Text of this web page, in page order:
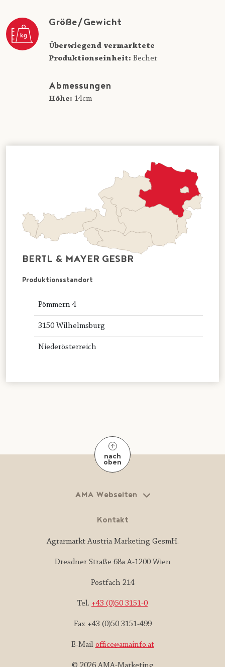
Größe/Gewicht
Überwiegend vermarktete
Produktionseinheit: Becher
Abmessungen
Höhe: 14cm
BERTL & MAYER GESBR
Produktionsstandort
Pömmern 4
3150 Wilhelmsburg
Niederösterreich
nach
oben
AMA Webseiten
Kontakt
Agrarmarkt Austria Marketing GesmH.
Dresdner Straße 68a A-1200 Wien
Postfach 214
Tel. +43 (0)50 3151-0
Fax +43 (0)50 3151-499
E-Mail office@amainfo.at